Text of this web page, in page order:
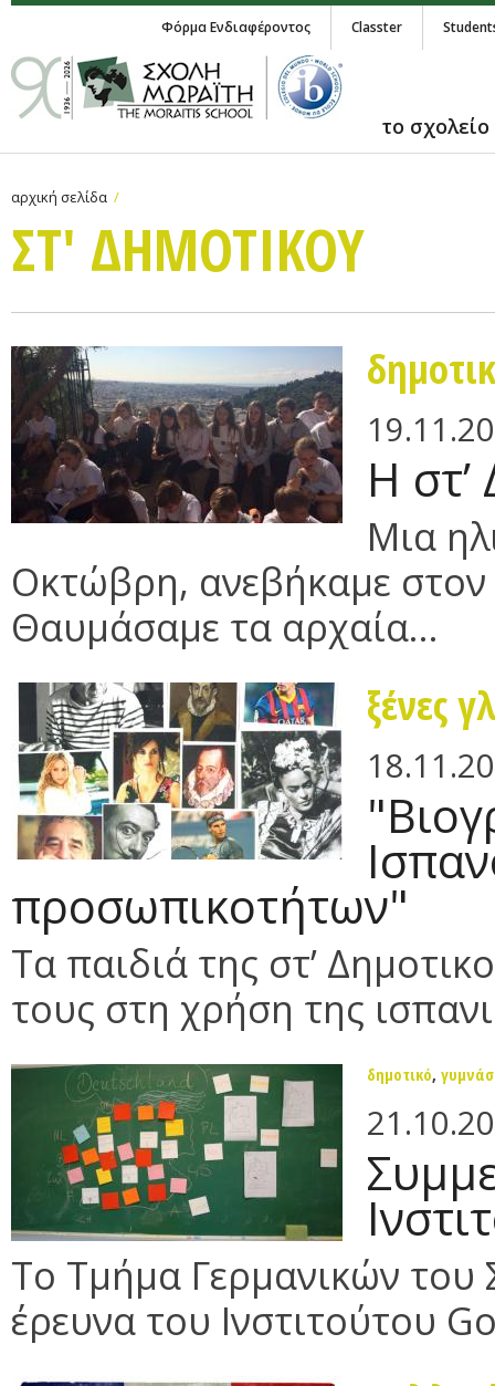
Φόρμα Ενδιαφέροντος Classter
το σχολείο
αρχική σελίδα
ΣΤ' ΔΗΜΟΤΙΚΟΥ
H
Μια
Οκτώβρη, ανεβήκαμε
Θαυμάσαμε τα αρχαία...
ξένες
προσωπικοτήτων"
Τα παιδιά της στ’
τους στη χρήση της
δημοτικό,
Το Τμήμα Γερμανικών του
έρευνα του Ινστιτούτου